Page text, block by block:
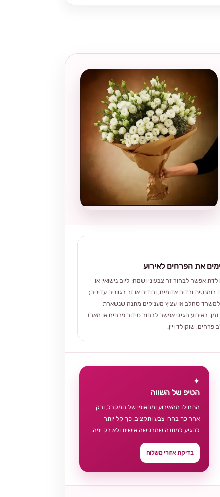
את הפרחים לאירוע
אפשר לבחור זר צבעוני ושמח; ליום נישואין או
רומנטית ורדים אדומים, ורודים או זר בגוונים עדינים;
סחלב או עציץ מעניקים מתנה שנשארת
באירוע חגיגי אפשר לבחור סידור פרחים או מארז
שוקולד ויין.
✦
הטיפ של השווה
התחילו מהאירוע ומהאופי של המקבל, ורק
אחר כך בחרו צבע ותקציב. כך קל יותר
להגיע למתנה שמרגישה אישית ולא רק יפה.
בדיקת אזורי משלוח